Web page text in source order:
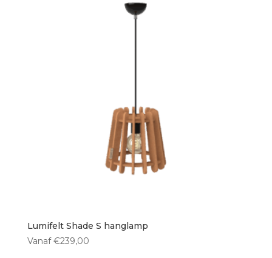
Lumifelt Shade S hanglamp
Vanaf €239,00